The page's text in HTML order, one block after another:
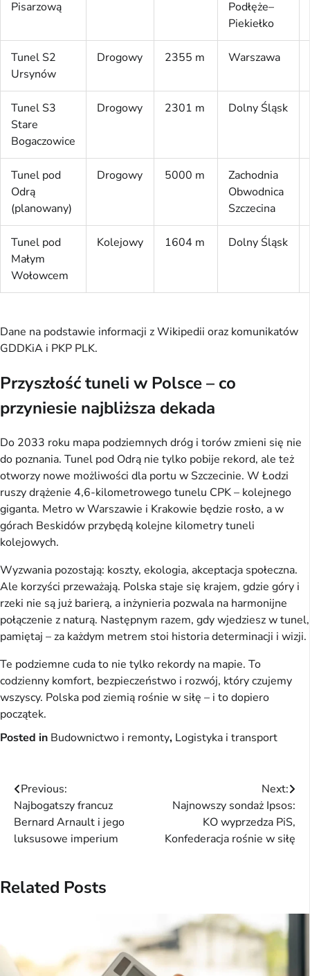
Pisarzową
Podłęże–
Piekiełko
Tunel S2
Ursynów
Drogowy 2355 m Warszawa
Tunel S3
Stare
Bogaczowice
Drogowy 2301 m Dolny Śląsk
Tunel pod
Odrą
(planowany)
Drogowy 5000 m
Zachodnia
Obwodnica
Szczecina
Tunel pod
Małym
Wołowcem
Kolejowy 1604 m Dolny Śląsk
Dane na podstawie informacji z Wikipedii oraz komunikatów
GDDKiA i PKP PLK.
Przyszłość tuneli w Polsce – co
przyniesie najbliższa dekada
Do 2033 roku mapa podziemnych dróg i torów zmieni się nie
do poznania. Tunel pod Odrą nie tylko pobije rekord, ale też
otworzy nowe możliwości dla portu w Szczecinie. W Łodzi
ruszy drążenie 4,6-kilometrowego tunelu CPK – kolejnego
giganta. Metro w Warszawie i Krakowie będzie rosło, a w
górach Beskidów przybędą kolejne kilometry tuneli
kolejowych.
Wyzwania pozostają: koszty, ekologia, akceptacja społeczna.
Ale korzyści przeważają. Polska staje się krajem, gdzie góry i
rzeki nie są już barierą, a inżynieria pozwala na harmonijne
połączenie z naturą. Następnym razem, gdy wjedziesz w tunel,
pamiętaj – za każdym metrem stoi historia determinacji i wizji.
Te podziemne cuda to nie tylko rekordy na mapie. To
codzienny komfort, bezpieczeństwo i rozwój, który czujemy
wszyscy. Polska pod ziemią rośnie w siłę – i to dopiero
początek.
Posted in Budownictwo i remonty, Logistyka i transport
Nawigacja
wpisu
Previous:
Najbogatszy francuz
Bernard Arnault i jego
luksusowe imperium
Next:
Najnowszy sondaż Ipsos:
KO wyprzedza PiS,
Konfederacja rośnie w siłę
Related Posts